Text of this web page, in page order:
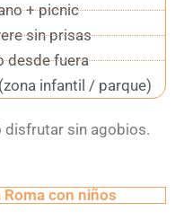
+ picnic
sin prisas
desde fuera
infantil / parque)
disfrutar sin agobios.
Roma con niños